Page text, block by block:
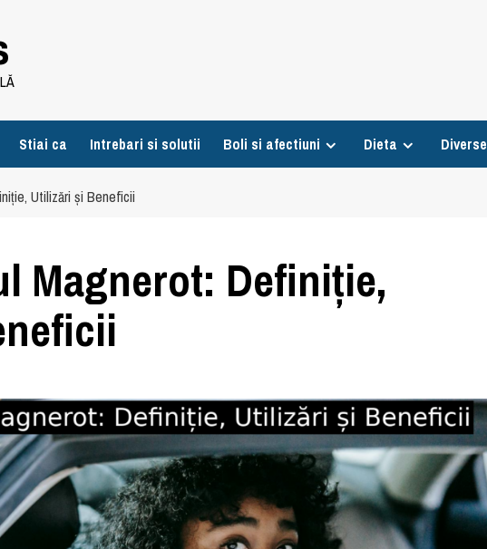
Stiai ca Intrebari si solutii Boli si afectiuni Dieta Diverse
Utilizări și Beneficii
Magnerot: Definiție,